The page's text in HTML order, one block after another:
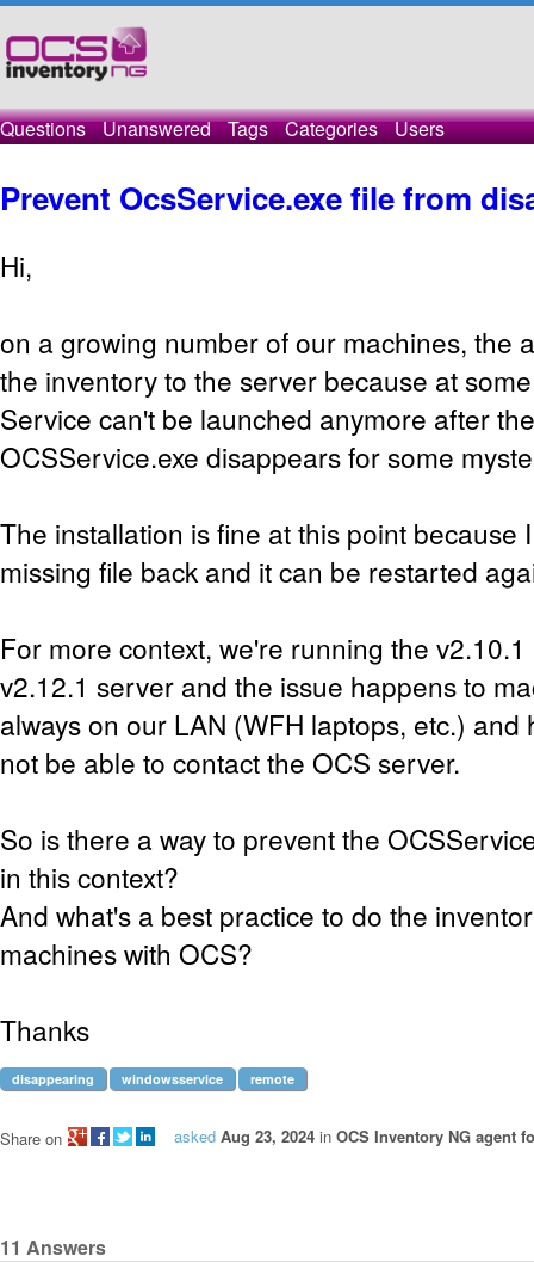
Questions Unanswered Tags Categories Users
Prevent OcsService.exe file from
Hi,
on a growing number of our machines, the
the inventory to the server because at
Service can't be launched anymore after
OCSService.exe disappears for some
The installation is fine at this point because
missing file back and it can be restarted
For more context, we're running the
v2.12.1 server and the issue happens to
always on our LAN (WFH laptops, etc.) and
not be able to contact the OCS server.
So is there a way to prevent the
in this context?
And what's a best practice to do the
machines with OCS?
Thanks
disappearing windowsservice remote
asked Aug 23, 2024 in OCS Inventory NG agent
Share on
11 Answers